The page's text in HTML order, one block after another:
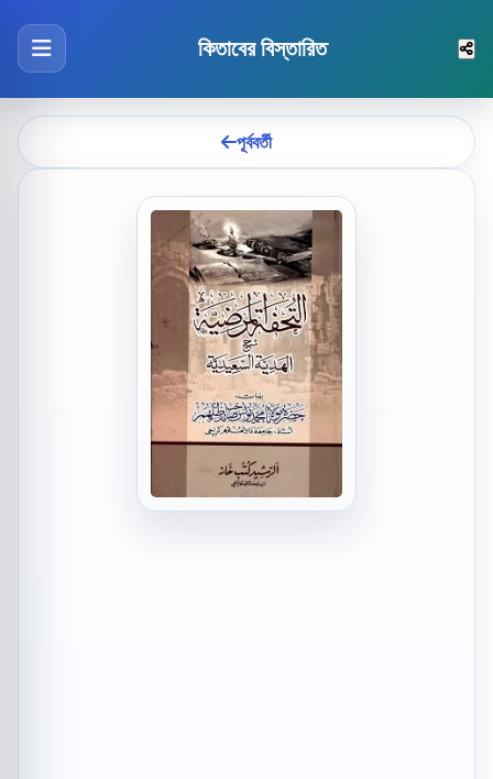
কিতাবের বিস্তারিত
পূর্ববর্তী